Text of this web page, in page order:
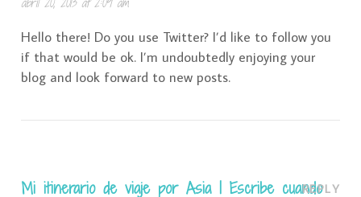
Hello there! Do you use Twitter? I’d like to follow you
if that would be ok. I’m undoubtedly enjoying your
blog and look forward to new posts.
Mi itinerario de viaje por Asia | Escribe cuando
REPLY